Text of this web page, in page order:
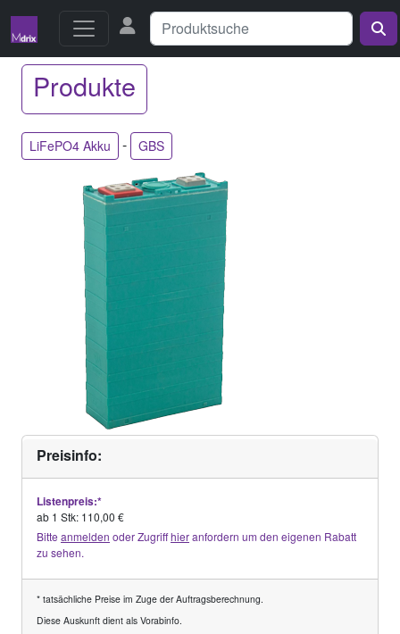
Produkte
LiFePO4 Akku - GBS
Preisinfo:
Listenpreis:*
ab 1 Stk: 110,00 €
Bitte anmelden oder Zugriffhieranfordern um den eigenen Rabatt
zu sehen.
* tatsächliche Preise im Zuge der Auftragsberechnung.
Diese Auskunft dient als Vorabinfo.